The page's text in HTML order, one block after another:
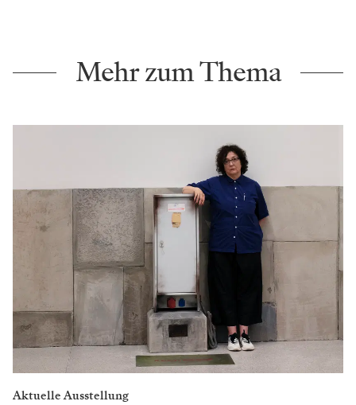
Mehr zum Thema
Aktuelle Ausstellung